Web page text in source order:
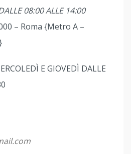
08:00 ALLE 14:00
– Roma {Metro A –
E GIOVEDÌ DALLE